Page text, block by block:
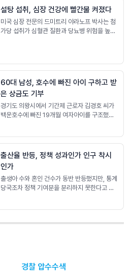
영향을 미치고 있습니다. 본 보고서는 이상 기온
현상이 심화되는 이유를 다각적으로 분석하고,
이에 대한 효과적인 해결 방안을 제시하고자 합
니다. ### 1. 배경: 이상 기온 현상의 정의와 심
설탕 섭취, 심장 건강에 빨간불 켜졌다
미국 심장 전문의 드미트리 야라노프 박사는 첨
가당 섭취가 심혈관 질환과 당뇨병 위험을 높이
상 높아진다고 밝혔습니다. 따라서 탄산음료, 가
공식품 등 첨가당 섭취를 줄이고 식품 표시를 확
인하는 것이 중요합니다.
60대 남성, 호수에 빠진 아이 구하고 받
은 상금도 기부
경기도 의왕시에서 기간제 근로자 김경호 씨가
백운호수에 빠진 19개월 여자아이를 구조했다.
3가구에 지원했다.
출산율 반등, 정책 성과인가 인구 착시
인가
출생아 수와 혼인 건수가 동반 반등했지만, 통계
당국조차 정책 기여분을 분리하지 못한다고 밝
경찰 압수수색